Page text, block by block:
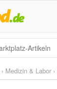
› Medizin & Labor ›